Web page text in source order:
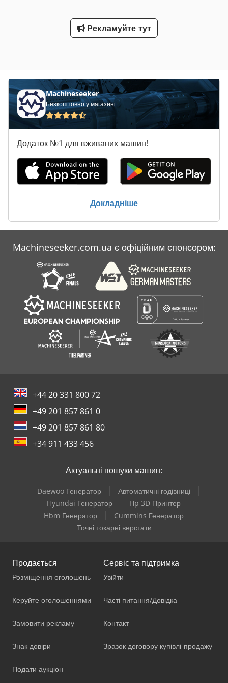
Рекламуйте тут
Machineseeker
Безкоштовно у магазині
Додаток №1 для вживаних машин!
Докладніше
Machineseeker.com.ua є офіційним спонсором:
+44 20 331 800 72
+49 201 857 861 0
+49 201 857 861 80
+34 911 433 456
Актуальні пошуки машин:
Daewoo Генератор
Автоматичні годівниці
Hyundai Генератор
Hp 3D Принтер
Hbm Генератор
Cummins Генератор
Точні токарні верстати
Продається
Розміщення оголошень
Керуйте оголошеннями
Замовити рекламу
Знак довіри
Подати аукціон
Сервіс та підтримка
Увійти
Часті питання/Довідка
Контакт
Зразок договору купівлі-продажу